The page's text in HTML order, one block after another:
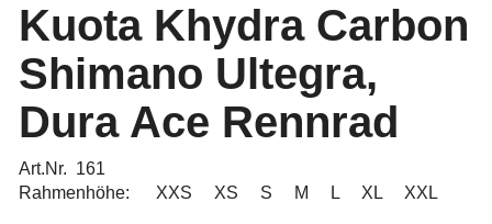
Kuota Khydra Carbon
Shimano Ultegra,
Dura Ace Rennrad
Art.Nr. 161
Rahmenhöhe: XXS XS S M L XL XXL